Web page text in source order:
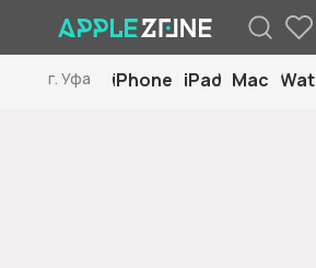
iPhone iPad Mac
г. Уфа